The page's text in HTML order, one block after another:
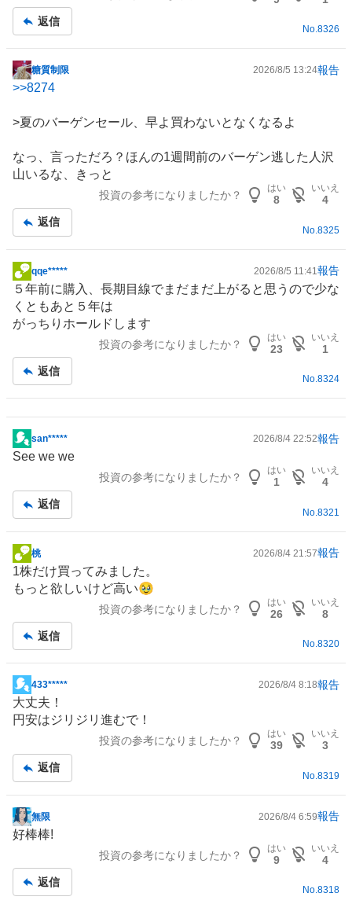
返信
No.8326
掲
示
記
糖質制限 2026/8/5 13:24報告
>>8274
>夏のバーゲンセール、早よ買わないとなくなるよ
なっ、言っただろ？ほんの1週間前のバーゲン逃した人沢
山いるな、きっと
投資の参考になりましたか？
はい
8
いいえ
4
返信
No. 8325
掲
示
板
記
qqe***** 2026/8/5 11:41 報告
５年前に購入、長期目線でまだまだ上がると思うので少な
くともあと５年は
がっちりホールドします
投資の参考になりましたか？
はい
23
いいえ
1
返信
No.8324
掲
示
事
san***** 2026/8/4 22:52報告
See we we
投資の参考になりましたか？
はい
1
いいえ
4
返信
No. 8321
掲
示
板
桃 2026/8/4 21:57報告
1株だけ買ってみました。
もっと欲しいけど高い🥹
投資の参考になりましたか？
はい
26
いいえ
8
返信
No.8320
掲
示
板
433***** 2026/8/4 8:18報告
大丈夫！
円安はジリジリ進むで！
投資の参考になりましたか？
はい
39
いいえ
3
返信
No. 8319
掲
示
事
無限 2026/8/4 6:59報告
好棒棒!
投資の参考になりましたか？
はい
9
いいえ
4
返信
No.8318